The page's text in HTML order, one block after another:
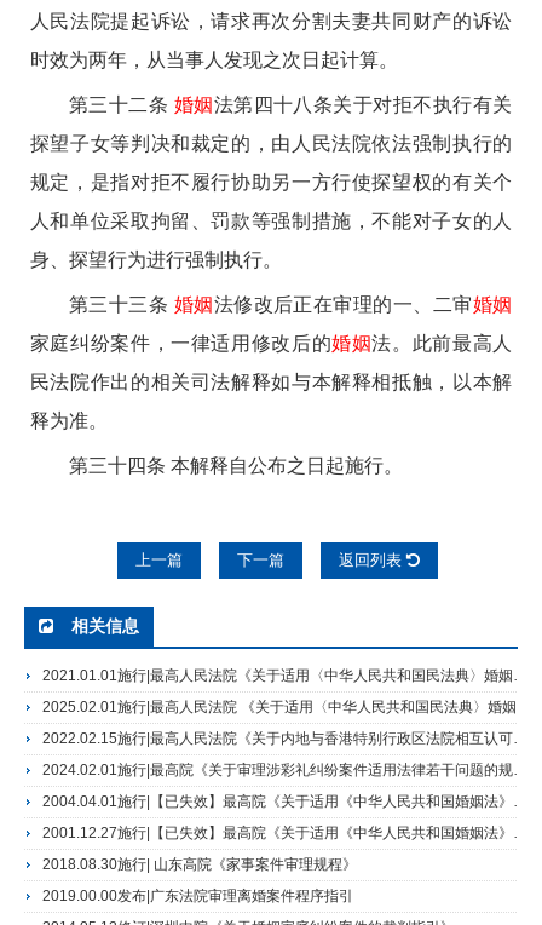
人民法院提起诉讼，请求再次分割夫妻共同财产的诉讼
时效为两年，从当事人发现之次日起计算。
第三十二条 婚姻法第四十八条关于对拒不执行有关
探望子女等判决和裁定的，由人民法院依法强制执行的
规定，是指对拒不履行协助另一方行使探望权的有关个
人和单位采取拘留、罚款等强制措施，不能对子女的人
身、探望行为进行强制执行。
第三十三条 婚姻法修改后正在审理的一、二审婚姻
家庭纠纷案件，一律适用修改后的婚姻法。此前最高人
民法院作出的相关司法解释如与本解释相抵触，以本解
释为准。
第三十四条 本解释自公布之日起施行。
上一篇 下一篇 返回列表
相关信息
2021.01.01施行|最高人民法院《关于适用〈中华人民共和国民法典〉婚姻家庭编的解释（一）》
2022.02.15施行|最高人民法院《关于内地与香港特别行政区法院相互认可和执行婚姻家庭民事案件判决的安排》
2024.02.01施行|最高院《关于审理涉彩礼纠纷案件适用法律若干问题的规定》
2004.04.01施行|【已失效】最高院《关于适用《中华人民共和国婚姻法》若干问题的解释（二）》
2001.12.27施行|【已失效】最高院《关于适用《中华人民共和国婚姻法》若干问题的解释（一）》
2018.08.30施行| 山东高院《家事案件审理规程》
2019.00.00发布|广东法院审理离婚案件程序指引